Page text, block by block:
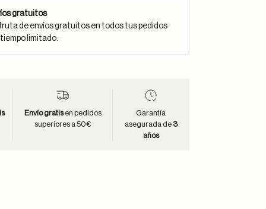
gratuitos
de envíos gratuitos en todos tus pedidos
limitado.
Envío gratisen pedidos
superiores a 50€
Garantía
asegurada de 3
años